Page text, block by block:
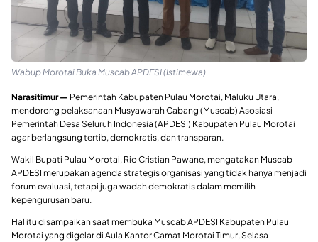
Wabup Morotai Buka Muscab APDESI (Istimewa)
Narasitimur — Pemerintah Kabupaten Pulau Morotai, Maluku Utara,
mendorong pelaksanaan Musyawarah Cabang (Muscab) Asosiasi
Pemerintah Desa Seluruh Indonesia (APDESI) Kabupaten Pulau Morotai
agar berlangsung tertib, demokratis, dan transparan.
Wakil Bupati Pulau Morotai, Rio Cristian Pawane, mengatakan Muscab
APDESI merupakan agenda strategis organisasi yang tidak hanya menjadi
forum evaluasi, tetapi juga wadah demokratis dalam memilih
kepengurusan baru.
Hal itu disampaikan saat membuka Muscab APDESI Kabupaten Pulau
Morotai yang digelar di Aula Kantor Camat Morotai Timur, Selasa